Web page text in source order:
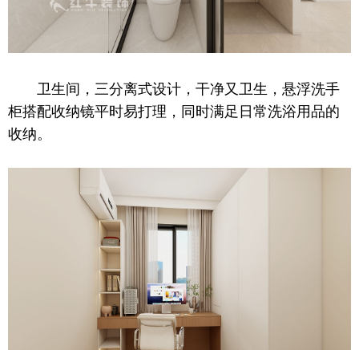
卫生间，三分离式设计，干净又卫生，悬浮洗手
柜搭配收纳镜平时易打理，同时满足日常洗浴用品的
收纳。